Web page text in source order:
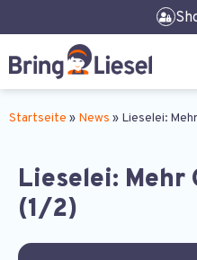
Startseite » News » Lieselei:
Lieselei: Mehr
(1/2)